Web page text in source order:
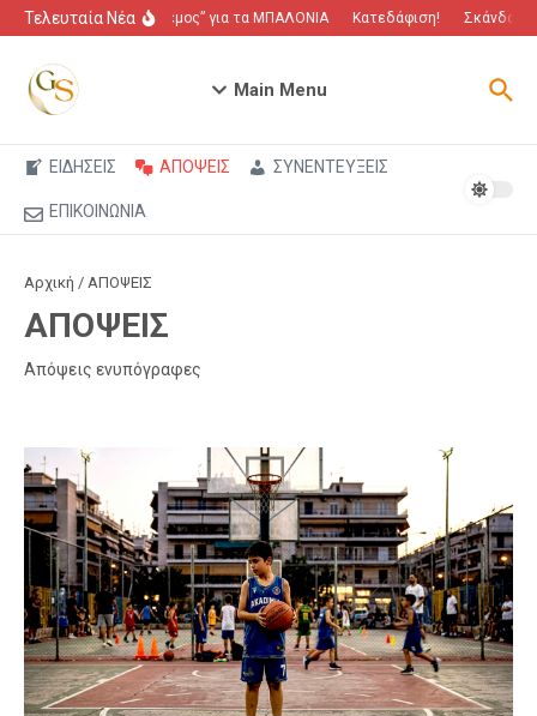
Μετάβαση στο περιεχόμενο
Τελευταία Νέα“Πόλεμος” για τα ΜΠΑΛΟΝΙΑ Κατεδάφιση! Σκάνδαλο
Main Menu
ΕΙΔΗΣΕΙΣ ΑΠΟΨΕΙΣ ΣΥΝΕΝΤΕΥΞΕΙΣ
ΕΠΙΚΟΙΝΩΝΙΑ
Αρχική / ΑΠΟΨΕΙΣ
ΑΠΟΨΕΙΣ
Απόψεις ενυπόγραφες